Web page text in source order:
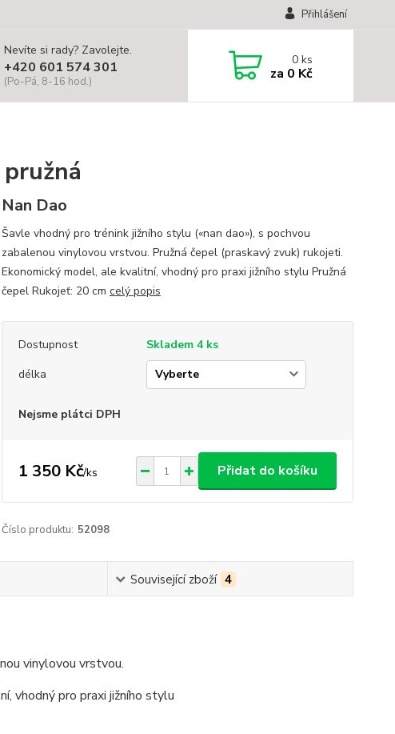
Přihlášení
Nevíte si rady? Zavolejte.
+420 601 574 301
(Po-Pá, 8-16 hod.)
0ks
za 0 Kč
Nan Dao
Šavle vhodný pro trénink jižního stylu («nan dao»), s pochvou
zabalenou vinylovou vrstvou. Pružná čepel (praskavý zvuk) rukojeti.
Ekonomický model, ale kvalitní, vhodný pro praxi jižního stylu Pružná
čepel Rukojeť: 20 cm celý popis
Dostupnost
Skladem 4 ks
délka
Nejsme plátci DPH
1 350 Kč/ks Přidat do košíku
Číslo produktu: 52098
Související zboží 4
vinylovou vrstvou.
vhodný pro praxi jižního stylu